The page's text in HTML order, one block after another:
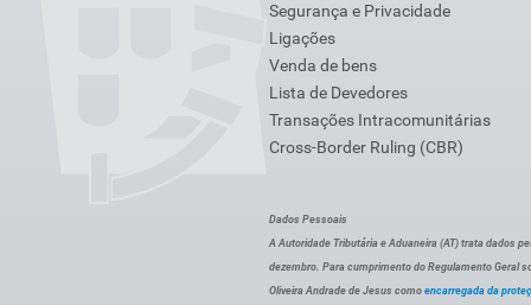
Segurança e Privacidade
Ligações
Venda de bens
Lista de Devedores
Transações Intracomunitárias
Cross-Border Ruling (CBR)
Dados Pessoais
A Autoridade Tributária e Aduaneira (AT) trata dados
dezembro. Para cumprimento do Regulamento Geral
Oliveira Andrade de Jesus como encarregada da